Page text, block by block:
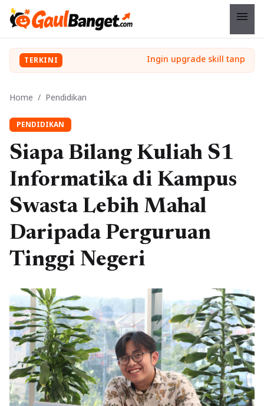
menu
TERKINI
Home / Pendidikan
PENDIDIKAN
Siapa Bilang Kuliah S1
Informatika di Kampus
Swasta Lebih Mahal
Daripada Perguruan
Tinggi Negeri